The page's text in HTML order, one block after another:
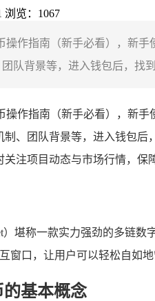
浏览：1067
操作指南（新手必看），新
队背景等，进入钱包后，找
操作指南（新手必看），新
制、团队背景等，进入钱包
关注项目动态与市场行情，保
）堪称一款实力强劲的多链数
窗口，让用户可以轻松自如
基本概念